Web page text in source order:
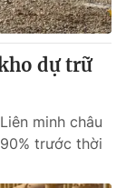
dự trữ
minh châu
trước thời